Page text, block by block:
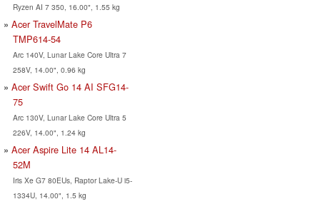
Ryzen AI 7 350, 16.00", 1.55 kg
Acer TravelMate P6
TMP614-54
Arc 140V, Lunar Lake Core Ultra 7
258V, 14.00", 0.96 kg
Acer Swift Go 14 AI SFG14-
75
Arc 130V, Lunar Lake Core Ultra 5
226V, 14.00", 1.24 kg
Acer Aspire Lite 14 AL14-
52M
Iris Xe G7 80EUs, Raptor Lake-U i5-
1334U, 14.00", 1.5 kg